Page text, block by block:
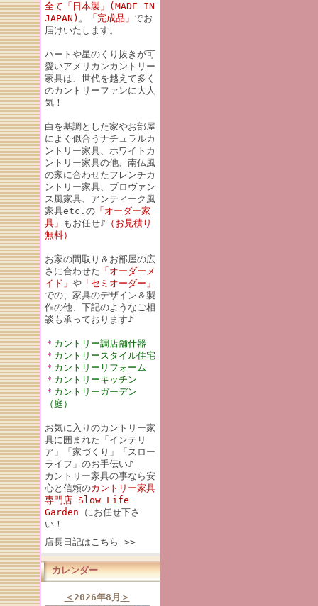
全て「日本製」(MADE IN
JAPAN) 。 「完成品」 でお
届けいたします。
ハートや星のくり抜きが可
愛いアメリカンカントリー
家具は、世代を越えて多く
のカントリーファンに大人
気！
白を基調とした家やお部屋
によく似合うナチュラルカ
ントリー家具、ホワイトカ
ントリー家具の他、南仏風
の家に合わせたフレンチカ
ントリー家具、プロヴァン
ス風家具、アンティーク風
家具etc.の「オーダー家
具」 もお任せ♪ （お見積り
無料）
お家の間取り＆お部屋の広
さに合わせた 「オーダーメ
イド」 や「セミオーダー」
での、家具のデザイン＆製
作の他、下記のようなご相
談も承っております♪
＊ カントリー調店舗什器
＊ カントリースタイル住宅
＊ カントリーリフォーム
＊ カントリーキッチン
＊ カントリーガーデン
（庭）
お気に入りのカントリー家
具に囲まれた「インテリ
ア」「家づくり」「スロー
ライフ」のお手伝い♪
カントリー家具の事なら安
心と信頼のカントリー家具
専門店 Slow Life
Garden にお任せ下さ
い！
店長日記はこちら >>
カレンダー
＜2026年8月 ＞